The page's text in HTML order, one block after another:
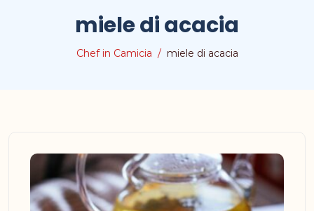
miele di acacia
Chef in Camicia miele di acacia